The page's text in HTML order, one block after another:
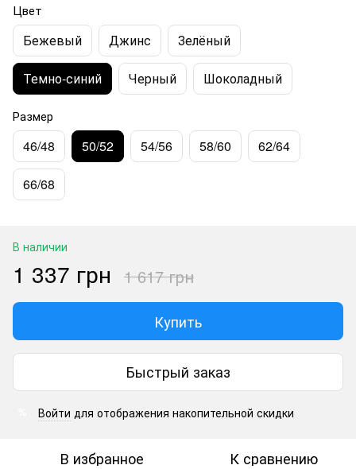
Цвет
Бежевый Джинс Зелёный
Темно-синий Черный Шоколадный
Размер
46/48 50/52 54/56 58/60 62/64
66/68
В наличии
1 337 грн 1 617 грн
Купить
Быстрый заказ
Войти для отображения накопительной скидки
В избранное К сравнению